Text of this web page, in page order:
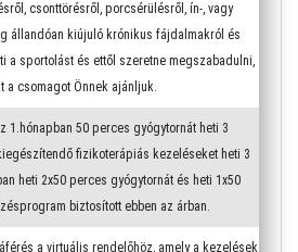
csonttörésről, porcsérülésről, ín-, vagy
állandóan kiújuló krónikus fájdalmakról és
a sportolást és ettől szeretne megszabadulni,
a csomagot Önnek ajánljuk.
1.hónapban 50 perces gyógytornát heti 3
fizikoterápiás kezeléseket heti 3
heti 2x50 perces gyógytornát és heti 1x50
biztosított ebben az árban.
a virtuális rendelőhöz, amely a kezelések